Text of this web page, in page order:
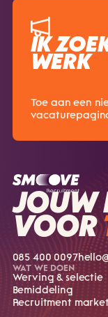
IK
WERK
Toe aan een
JOUW
VOOR
085 400 0097
WAT WE DOEN
Werving & selectie
Bemiddeling
Recruitment